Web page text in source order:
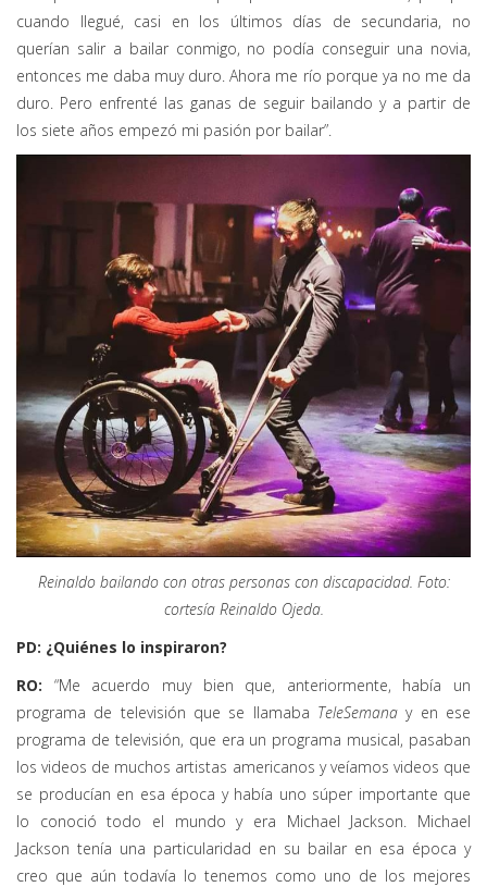
cuando llegué, casi en los últimos días de secundaria, no
querían salir a bailar conmigo, no podía conseguir una novia,
entonces me daba muy duro. Ahora me río porque ya no me da
duro. Pero enfrenté las ganas de seguir bailando y a partir de
los siete años empezó mi pasión por bailar”.
Reinaldo bailando con otras personas con discapacidad. Foto:
cortesía Reinaldo Ojeda.
PD: ¿Quiénes lo inspiraron?
RO: “Me acuerdo muy bien que, anteriormente, había un
programa de televisión que se llamaba TeleSemana y en ese
programa de televisión, que era un programa musical, pasaban
los videos de muchos artistas americanos y veíamos videos que
se producían en esa época y había uno súper importante que
lo conoció todo el mundo y era Michael Jackson. Michael
Jackson tenía una particularidad en su bailar en esa época y
creo que aún todavía lo tenemos como uno de los mejores